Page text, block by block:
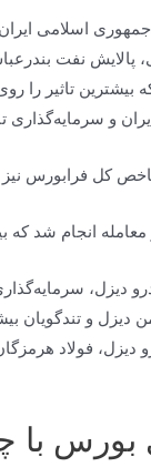
اسلامی
پالایش نفت
که بیشترین تاثیر
و سرمایه‌گذاری
کاهش در رقم ۲۶ هزار و ۱۸۷ واحد
دیزل،
دیزل و تندگویان
دیزل، فولاد
بورس با